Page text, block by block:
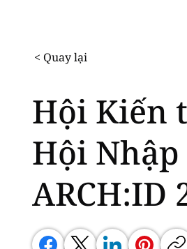
< Quay lại
Hội Kiến
Hội
ARCH:ID